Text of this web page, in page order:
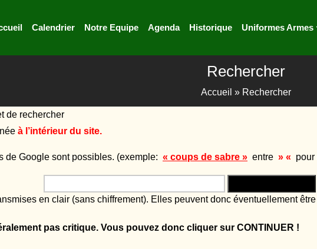
Calendrier Notre Equipe Agenda Historique Uniformes Armes
Rechercher
Accueil » Rechercher
de rechercher
à l’intérieur du site.
de Google sont possibles. (exemple: « coups de sabre » entre » « pour
en clair (sans chiffrement). Elles peuvent donc éventuellement
pas critique. Vous pouvez donc cliquer sur CONTINUER !